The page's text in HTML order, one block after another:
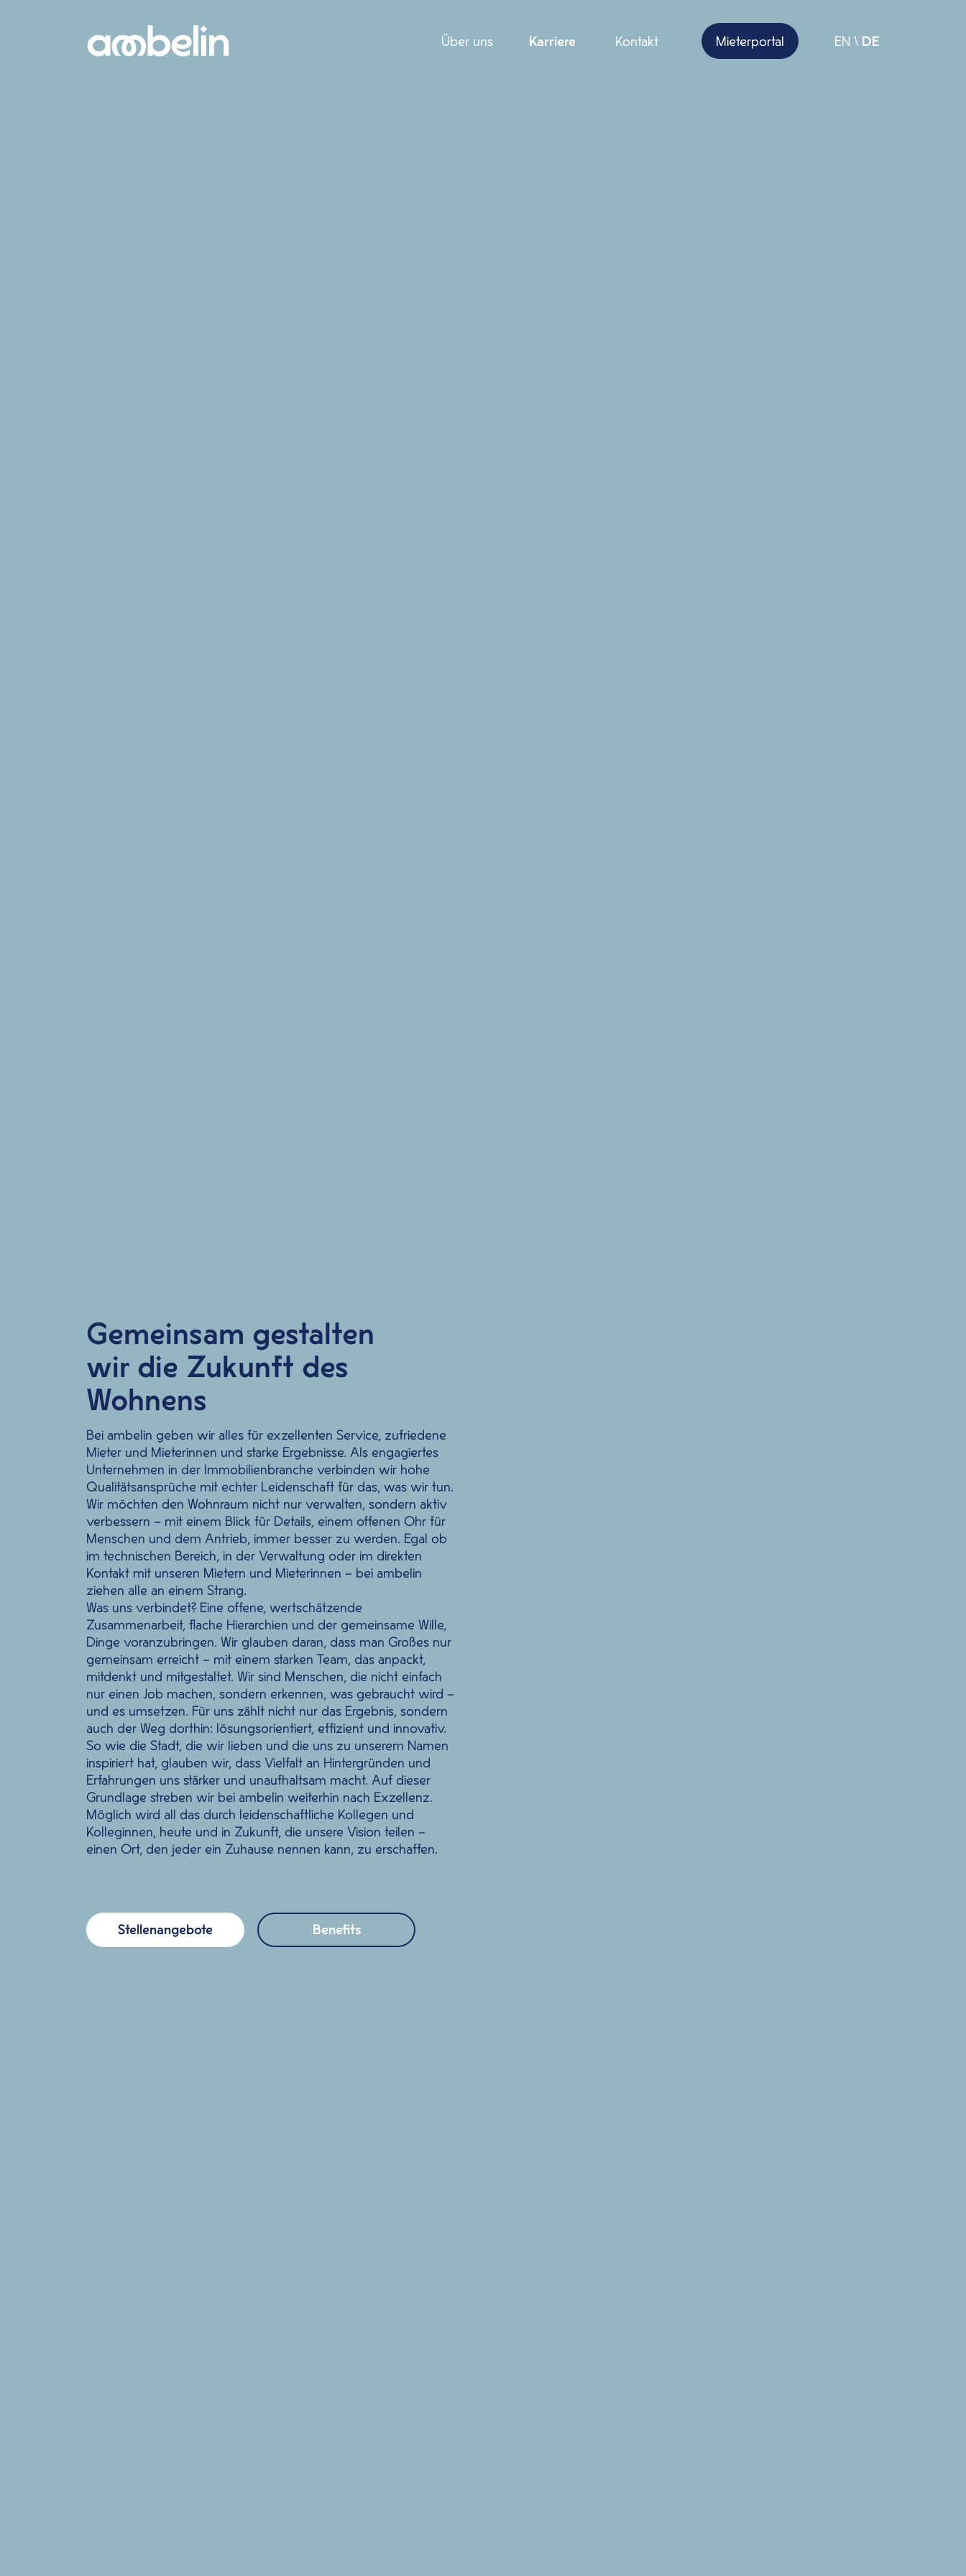
Über uns Karriere Kontakt Mieterportal EN \ DE
EN \ DE Close
Gemeinsam gestalten
wir die Zukunft des
Wohnens
Bei ambelin geben wir alles für exzellenten Service, zufriedene
Mieter und Mieterinnen und starke Ergebnisse. Als engagiertes
Unternehmen in der Immobilienbranche verbinden wir hohe
Qualitätsansprüche mit echter Leidenschaft für das, was wir tun.
Wir möchten den Wohnraum nicht nur verwalten, sondern aktiv
verbessern – mit einem Blick für Details, einem offenen Ohr für
Menschen und dem Antrieb, immer besser zu werden. Egal ob
im technischen Bereich, in der Verwaltung oder im direkten
Kontakt mit unseren Mietern und Mieterinnen – bei ambelin
ziehen alle an einem Strang.
Was uns verbindet? Eine offene, wertschätzende
Zusammenarbeit, flache Hierarchien und der gemeinsame Wille,
Dinge voranzubringen. Wir glauben daran, dass man Großes nur
gemeinsam erreicht – mit einem starken Team, das anpackt,
mitdenkt und mitgestaltet. Wir sind Menschen, die nicht einfach
nur einen Job machen, sondern erkennen, was gebraucht wird –
und es umsetzen. Für uns zählt nicht nur das Ergebnis, sondern
auch der Weg dorthin: lösungsorientiert, effizient und innovativ.
So wie die Stadt, die wir lieben und die uns zu unserem Namen
inspiriert hat, glauben wir, dass Vielfalt an Hintergründen und
Erfahrungen uns stärker und unaufhaltsam macht. Auf dieser
Grundlage streben wir bei ambelin weiterhin nach Exzellenz.
Möglich wird all das durch leidenschaftliche Kollegen und
Kolleginnen, heute und in Zukunft, die unsere Vision teilen –
einen Ort, den jeder ein Zuhause nennen kann, zu erschaffen.
Stellenangebote Benefits